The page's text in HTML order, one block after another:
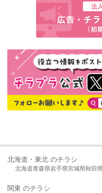
北海道・東北 のチラシ
北海道青森県岩手県宮城県秋田
関東 のチラシ